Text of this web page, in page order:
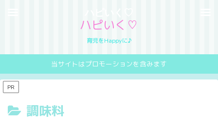
ハピいく♡
育児をHappyに♪
当サイトはプロモーションを含みます
PR
調味料